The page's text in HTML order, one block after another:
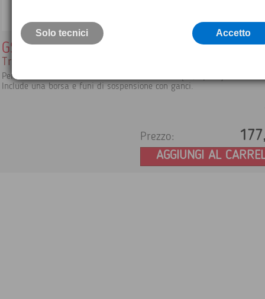
GST74
Treppiede in alluminio con palo telescopico per
Per estendere l'altezza dell'antenna fino a 5 m (16,5 piedi).
Include una borsa e funi di sospensione con ganci.
Prezzo:
AGGIUNGI AL
Solo tecnici Accetto